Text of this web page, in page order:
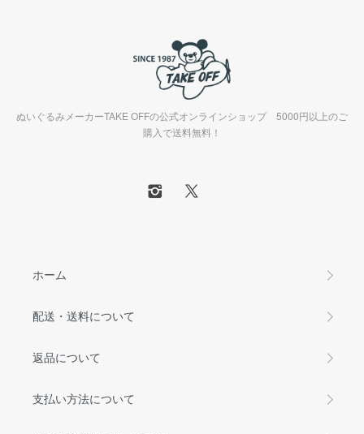
ぬいぐるみメーカーTAKE OFFの公式オンラインショップ 5000円以上のご
購入で送料無料！
ホーム
配送・送料について
返品について
支払い方法について